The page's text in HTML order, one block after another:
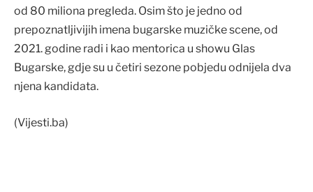
od 80 miliona pregleda. Osim što je jedno od
prepoznatljivijih imena bugarske muzičke scene, od
2021. godine radi i kao mentorica u showu Glas
Bugarske, gdje su u četiri sezone pobjedu odnijela dva
njena kandidata.
(Vijesti.ba)